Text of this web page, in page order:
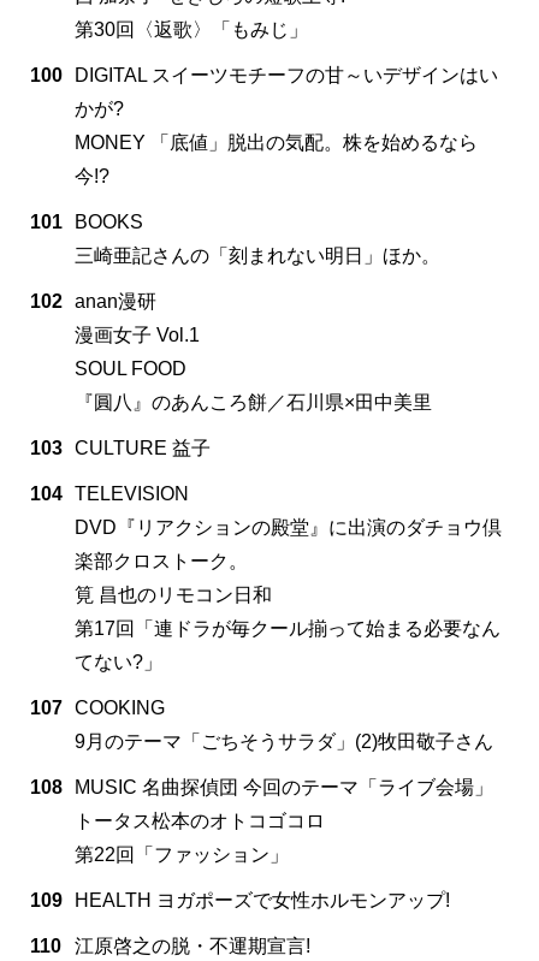
第30回〈返歌〉「もみじ」
100
DIGITAL スイーツモチーフの甘～いデザインはい
かが?
MONEY 「底値」脱出の気配。株を始めるなら
今!?
101
BOOKS
三崎亜記さんの「刻まれない明日」ほか。
102 anan漫研
漫画女子 Vol.1
SOUL FOOD
『圓八』のあんころ餅／石川県×田中美里
103 CULTURE 益子
104 TELEVISION
DVD『リアクションの殿堂』に出演のダチョウ倶
楽部クロストーク。
筧 昌也のリモコン日和
第17回「連ドラが毎クール揃って始まる必要なん
てない?」
107 COOKING
9月のテーマ「ごちそうサラダ」(2)牧田敬子さん
108
MUSIC 名曲探偵団 今回のテーマ「ライブ会場」
トータス松本のオトコゴコロ
第22回「ファッション」
109 HEALTH ヨガポーズで女性ホルモンアップ!
110
江原啓之の脱・不運期宣言!